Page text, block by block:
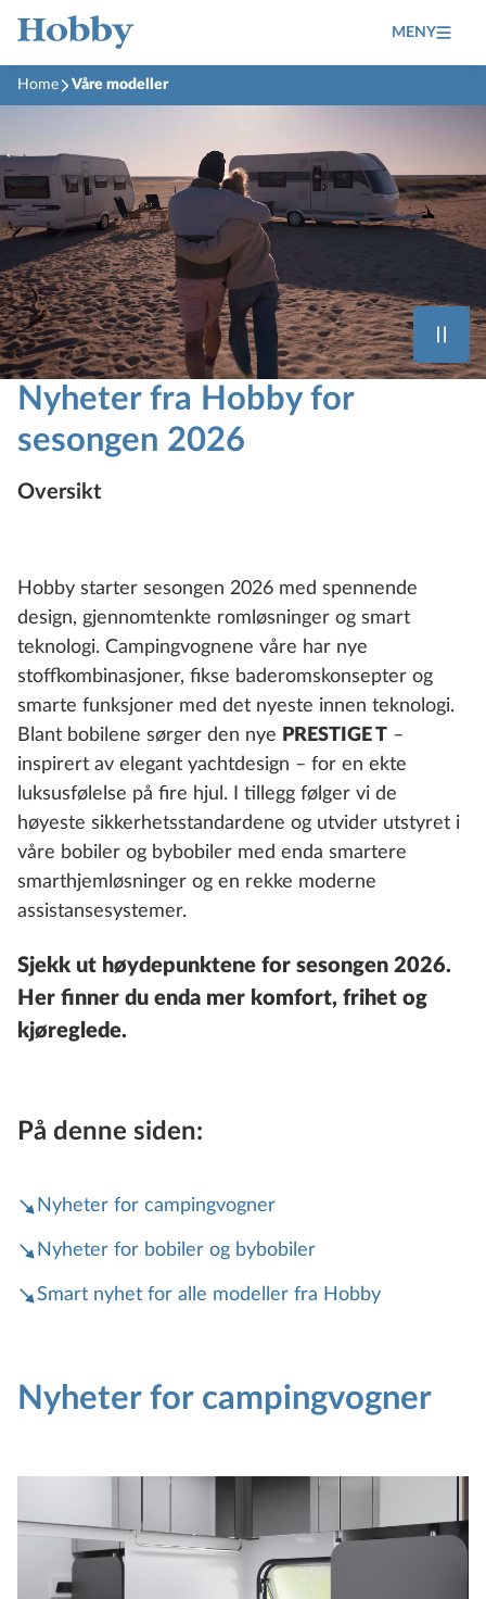
MENY
Home Våre modeller
Nyheter fra Hobby for
sesongen 2026
Oversikt
Hobby starter sesongen 2026 med spennende
design, gjennomtenkte romløsninger og smart
teknologi. Campingvognene våre har nye
stoffkombinasjoner, fikse baderomskonsepter og
smarte funksjoner med det nyeste innen teknologi.
Blant bobilene sørger den nye PRESTIGE T –
inspirert av elegant yachtdesign – for en ekte
luksusfølelse på fire hjul. I tillegg følger vi de
høyeste sikkerhetsstandardene og utvider utstyret i
våre bobiler og bybobiler med enda smartere
smarthjemløsninger og en rekke moderne
assistansesystemer.
Sjekk ut høydepunktene for sesongen 2026.
Her finner du enda mer komfort, frihet og
kjøreglede.
På denne siden:
Nyheter for campingvogner
Nyheter for bobiler og bybobiler
Smart nyhet for alle modeller fra Hobby
Nyheter for campingvogner